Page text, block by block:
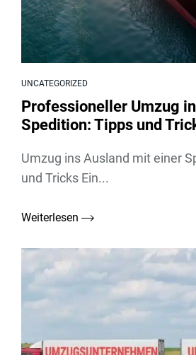
UNCATEGORIZED
Professioneller Umzug
Spedition: Tipps und
Umzug ins Ausland mit einer
und Tricks Ein...
Weiterlesen